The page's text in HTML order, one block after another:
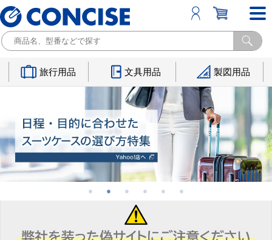
旅行用品 文具用品 製図用品